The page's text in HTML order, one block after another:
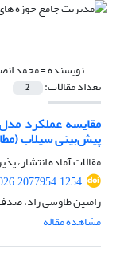
نویسنده =محمد
تعداد مقالات: 2
پیش‌بینی سیلاب
مقالات آماده انتشار،
رامتین طاوسی راد،
مشاهده مقاله